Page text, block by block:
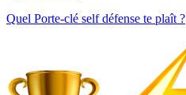
Quel Porte-clé self défense te plaît ?